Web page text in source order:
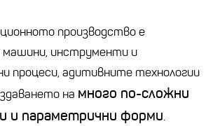
производство е
машини, инструменти и
процеси, адитивните технологии
на много по-сложни
и параметрични форми.